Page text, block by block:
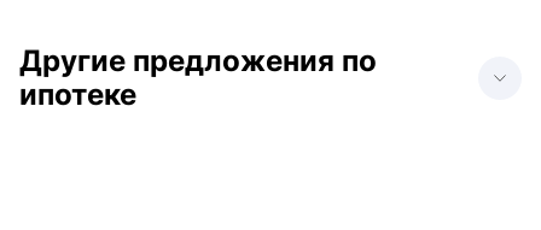
Другие предложения по
ипотеке